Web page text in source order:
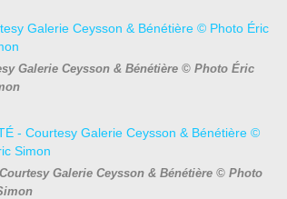
Galerie Ceysson & Bénétière © Photo Éric
Galerie Ceysson & Bénétière © Photo